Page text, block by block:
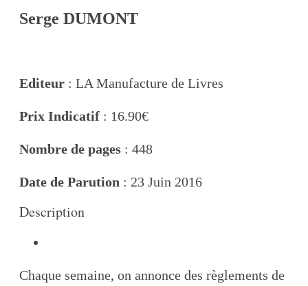
Serge DUMONT
Editeur : LA Manufacture de Livres
Prix Indicatif : 16.90€
Nombre de pages : 448
Date de Parution : 23 Juin 2016
Description
Chaque semaine, on annonce des règlements de